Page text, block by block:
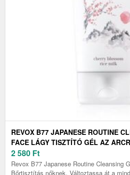
REVOX B77 JAPANESE ROUTINE
FACE LÁGY TISZTÍTÓ GÉL AZ
2 580 Ft
Revox B77 Japanese Routine Cleansing
Bőrtisztítás nőknek, Változtassa át a